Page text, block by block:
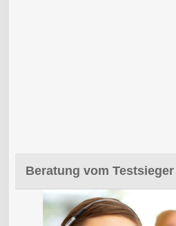
Beratung vom Testsieger